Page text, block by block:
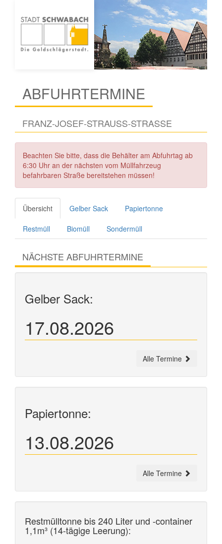
ABFUHRTERMINE
FRANZ-JOSEF-STRAUSS-STRASSE
Beachten Sie bitte, dass die Behälter am Abfuhrtag ab
6:30 Uhr an der nächsten vom Müllfahrzeug
befahrbaren Straße bereitstehen müssen!
Übersicht Gelber Sack Papiertonne
Restmüll Biomüll Sondermüll
NÄCHSTE ABFUHRTERMINE
Gelber Sack:
17.08.2026
Alle Termine
Papiertonne:
13.08.2026
Alle Termine
Restmülltonne bis 240 Liter und -container
1,1m³ (14-tägige Leerung):